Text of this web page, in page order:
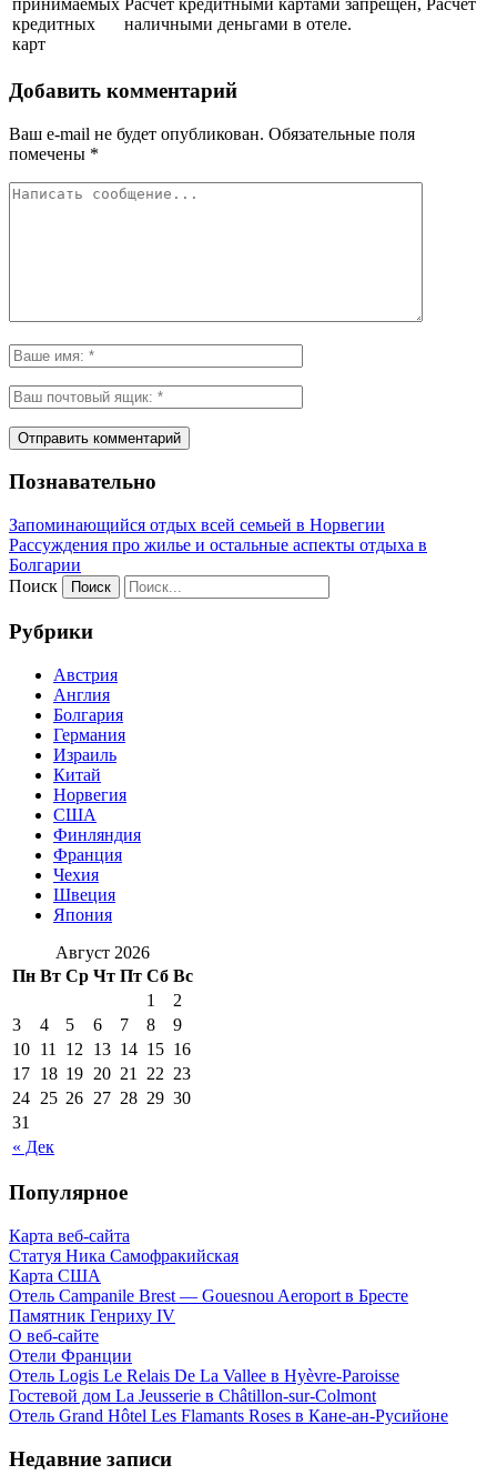
принимаемых
кредитных
карт
Расчет кредитными картами запрещен, Расчет
наличными деньгами в отеле.
Добавить комментарий
Ваш e-mail не будет опубликован. Обязательные поля
помечены *
Познавательно
Запоминающийся отдых всей семьей в Норвегии
Рассуждения про жилье и остальные аспекты отдыха в
Болгарии
Поиск
Рубрики
Австрия
Англия
Болгария
Германия
Израиль
Китай
Норвегия
США
Финляндия
Франция
Чехия
Швеция
Япония
Август 2026
Пн Вт Ср Чт Пт Сб Вс
« Дек
1
2
3
4 5 6 7 8
9
10 11 12 13 14 15 16
17 18 19 20 21 22 23
24 25 26 27 28 29 30
31
Популярное
Карта веб-сайта
Статуя Ника Самофракийская
Карта США
Отель Campanile Brest — Gouesnou Aeroport в Бресте
Памятник Генриху IV
О веб-сайте
Отели Франции
Отель Logis Le Relais De La Vallee в Hyèvre-Paroisse
Гостевой дом La Jeusserie в Châtillon-sur-Colmont
Отель Grand Hôtel Les Flamants Roses в Кане-ан-Русийоне
Недавние записи